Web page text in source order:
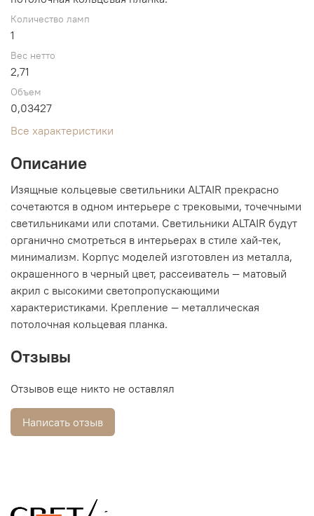
Количество ламп
1
Вес нетто
2,71
Объем
0,03427
Все характеристики
Описание
Изящные кольцевые светильники ALTAIR прекрасно
сочетаются в одном интерьере с трековыми, точечными
светильниками или спотами. Светильники ALTAIR будут
органично смотреться в интерьерах в стиле хай-тек,
минимализм. Корпус моделей изготовлен из металла,
окрашенного в черный цвет, рассеиватель — матовый
акрил с высокими светопропускающими
характеристиками. Крепление — металлическая
потолочная кольцевая планка.
Отзывы
Отзывов еще никто не оставлял
Написать отзыв